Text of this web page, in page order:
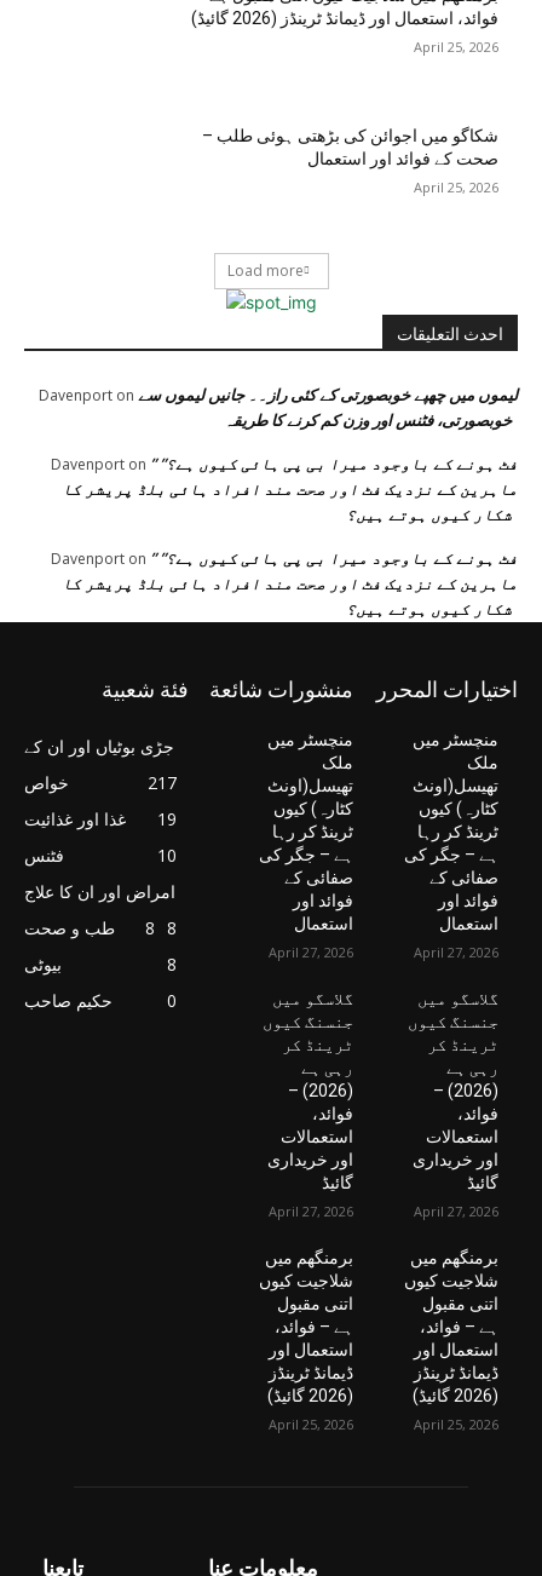
فوائد، استعمال اور ڈیمانڈ ٹرینڈز (2026 گائیڈ)
April 25, 2026
شکاگو میں اجوائن کی بڑھتی ہوئی طلب –
صحت کے فوائد اور استعمال
April 25, 2026
Load more
احدث التعليقات
Davenport on لیموں میں چھپے خوبصورتی کے کئی راز۔۔ جانیں لیموں سے
خوبصورتی، فٹنس اور وزن کم کرنے کا طریقہ
Davenport on ” فٹ ہونے کے باوجود میرا بی پی ہائی کیوں ہے؟”
ماہرین کے نزدیک فٹ اور صحت مند افراد ہائی بلڈ پریشر کا
شکار کیوں ہوتے ہیں؟
Davenport on ” فٹ ہونے کے باوجود میرا بی پی ہائی کیوں ہے؟”
ماہرین کے نزدیک فٹ اور صحت مند افراد ہائی بلڈ پریشر کا
شکار کیوں ہوتے ہیں؟
اختيارات المحرر
منچسٹر میں
ملک
تھیسل(اونٹ
کٹارہ) کیوں
ٹرینڈ کر رہا
ہے – جگر کی
صفائی کے
فوائد اور
استعمال
April 27, 2026
گلاسگو میں
جنسنگ کیوں
ٹرینڈ کر
رہی ہے
(2026) –
فوائد،
استعمالات
اور خریداری
گائیڈ
April 27, 2026
برمنگھم میں
شلاجیت کیوں
اتنی مقبول
ہے – فوائد،
استعمال اور
ڈیمانڈ ٹرینڈز
(2026 گائیڈ)
April 25, 2026
منشورات شائعة
منچسٹر میں
ملک
تھیسل(اونٹ
کٹارہ) کیوں
ٹرینڈ کر رہا
ہے – جگر کی
صفائی کے
فوائد اور
استعمال
April 27, 2026
گلاسگو میں
جنسنگ کیوں
ٹرینڈ کر
رہی ہے
(2026) –
فوائد،
استعمالات
اور خریداری
گائیڈ
April 27, 2026
برمنگھم میں
شلاجیت کیوں
اتنی مقبول
ہے – فوائد،
استعمال اور
ڈیمانڈ ٹرینڈز
(2026 گائیڈ)
April 25, 2026
فئة شعبية
جڑی بوٹیاں اور ان کے
خواص
217
غذا اور غذائیت
19
فٹنس
10
امراض اور ان کا علاج
8
طب و صحت
8
بیوٹی
8
حکیم صاحب
0
معلومات عنا تابعنا